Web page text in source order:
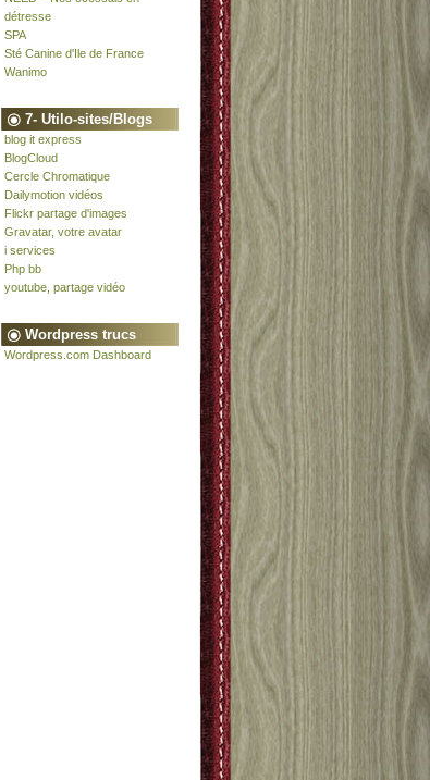
détresse
SPA
Sté Canine d'Ile de France
Wanimo
7- Utilo-sites/Blogs
blog it express
BlogCloud
Cercle Chromatique
Dailymotion vidéos
Flickr partage d'images
Gravatar, votre avatar
i services
Php bb
youtube, partage vidéo
Wordpress trucs
Wordpress.com Dashboard